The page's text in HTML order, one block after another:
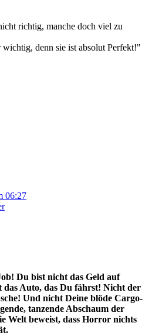
richtig, manche doch viel zu
denn sie ist absolut Perfekt!"
06:27
Du bist nicht das Geld auf
das Auto, das Du fährst! Nicht der
Und nicht Deine blöde Cargo-
tanzende Abschaum der
Welt beweist, dass Horror nichts